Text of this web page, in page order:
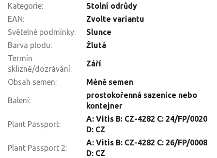
Kategorie:
Stolní odrůdy
EAN:
Zvolte variantu
Světelné podmínky:
Slunce
Barva plodu:
Žlutá
Termín
sklizně/dozrávání:
Září
Obsah semen: Méně semen
Balení:
prostokořenná sazenice nebo
kontejner
Plant Passport:
A: Vitis B: CZ-4282 C: 24/FP/0020
D: CZ
Plant Passport 2:
A: Vitis B: CZ-4282 C: 26/FP/0008
D: CZ